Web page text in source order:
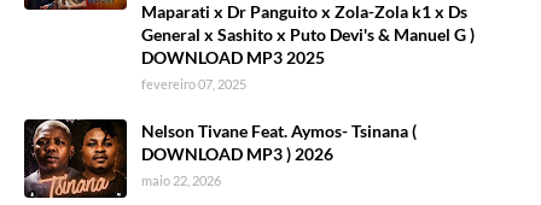
Maparati x Dr Panguito x Zola-Zola k1 x Ds
General x Sashito x Puto Devi's & Manuel G )
DOWNLOAD MP3 2025
fevereiro 07, 2025
Nelson Tivane Feat. Aymos- Tsinana (
DOWNLOAD MP3 ) 2026
maio 22, 2026